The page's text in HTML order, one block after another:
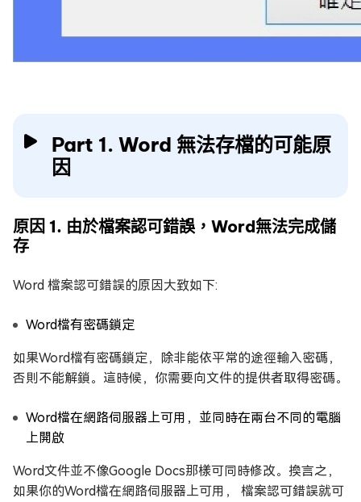
Part 1. Word 無法存檔的可能原
因
原因 1. 由於檔案認可錯誤，Word無法完成儲
存
Word 檔案認可錯誤的原因大致如下:
Word檔有密碼鎖定
如果Word檔有密碼鎖定，除非能依平常的途徑輸入密碼，
否則不能解鎖。這時候，你需要向文件的提供者取得密碼。
Word檔在網路伺服器上可用，並同時在兩台不同的電腦
上開啟
Word文件並不像Google Docs那樣可同時修改。換言之，
如果你的Word檔在網路伺服器上可用， 檔案認可錯誤就可